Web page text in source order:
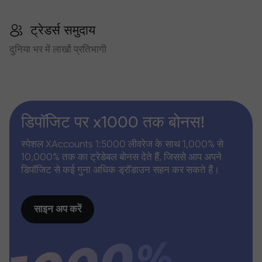
ट्रेडर्स समुदाय
दुनिया भर में लाखों प्रतिभागी
डिपॉजिट पर x1000 तक बोनस!
स्पेशल XAccounts 1:5000 लीवरेज के साथ 1,000% से
10,000% तक का ट्रेडेबल बोनस देते हैं, जिससे आप अपने
डिपॉजिट से कई गुना अधिक ड्रॉडाउन सहन कर सकते हैं।
साइन अप करें